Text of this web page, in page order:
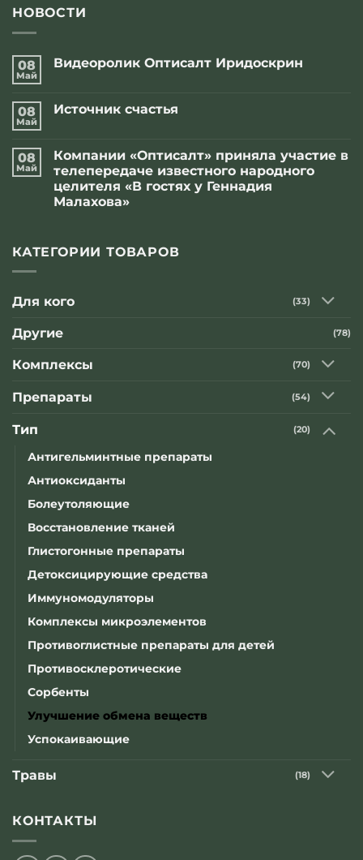
НОВОСТИ
08
Май
Видеоролик Оптисалт Иридоскрин
Видеоролик
08
Май
Источник счастья
Источник
счастья
08
Май
Компании «Оптисалт» приняла участие в
телепередаче известного народного
целителя «В гостях у Геннадия
Малахова»
Компании
«Оптисалт»
телепередаче
целителя
у
КАТЕГОРИИ ТОВАРОВ
Для кого (33)
Другие (78)
Комплексы (70)
Препараты (54)
Тип (20)
Антигельминтные препараты
Антиоксиданты
Болеутоляющие
Восстановление тканей
Глистогонные препараты
Детоксицирующие средства
Иммуномодуляторы
Комплексы микроэлементов
Противоглистные препараты для детей
Противосклеротические
Сорбенты
Улучшение обмена веществ
Успокаивающие
Травы (18)
КОНТАКТЫ